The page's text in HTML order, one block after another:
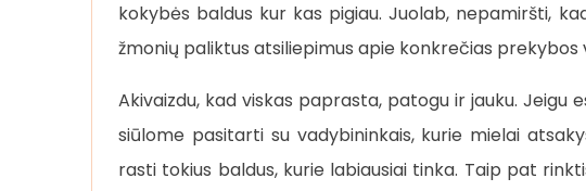
kokybės baldus kur kas pigiau. Juolab, nepamiršti,
žmonių paliktus atsiliepimus apie konkrečias
Akivaizdu, kad viskas paprasta, patogu ir jauku.
siūlome pasitarti su vadybininkais, kurie mielai
rasti tokius baldus, kurie labiausiai tinka. Taip pat